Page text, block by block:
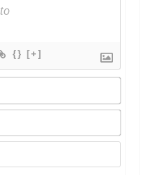
{} [+]